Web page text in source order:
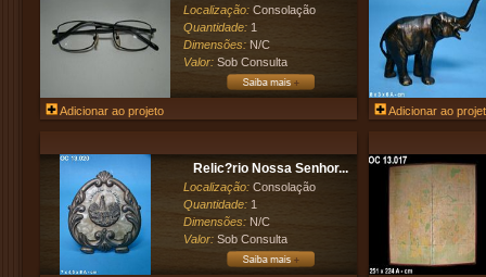
Localização: Consolação
Quantidade: 1
Dimensões: N/C
Valor: Sob Consulta
Adicionar ao projeto Adicionar ao
Relic?rio Nossa Senhor...
Localização: Consolação
Quantidade: 1
Dimensões: N/C
Valor: Sob Consulta